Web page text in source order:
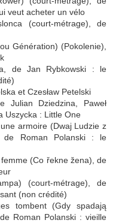
veut acheter un vélo
(court-métrage), de
Génération) (Pokolenie),
de Jan Rybkowski : le
et Czesław Petelski
Julian Dziedzina, Paweł
Uszycka : Little One
armoire (Dwaj Ludzie z
de Roman Polanski : le
(Co řekne žena), de
(court-métrage), de
(non crédité)
tombent (Gdy spadają
Roman Polanski : vieille